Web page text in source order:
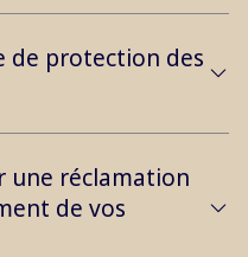
de protection des
une réclamation
de vos